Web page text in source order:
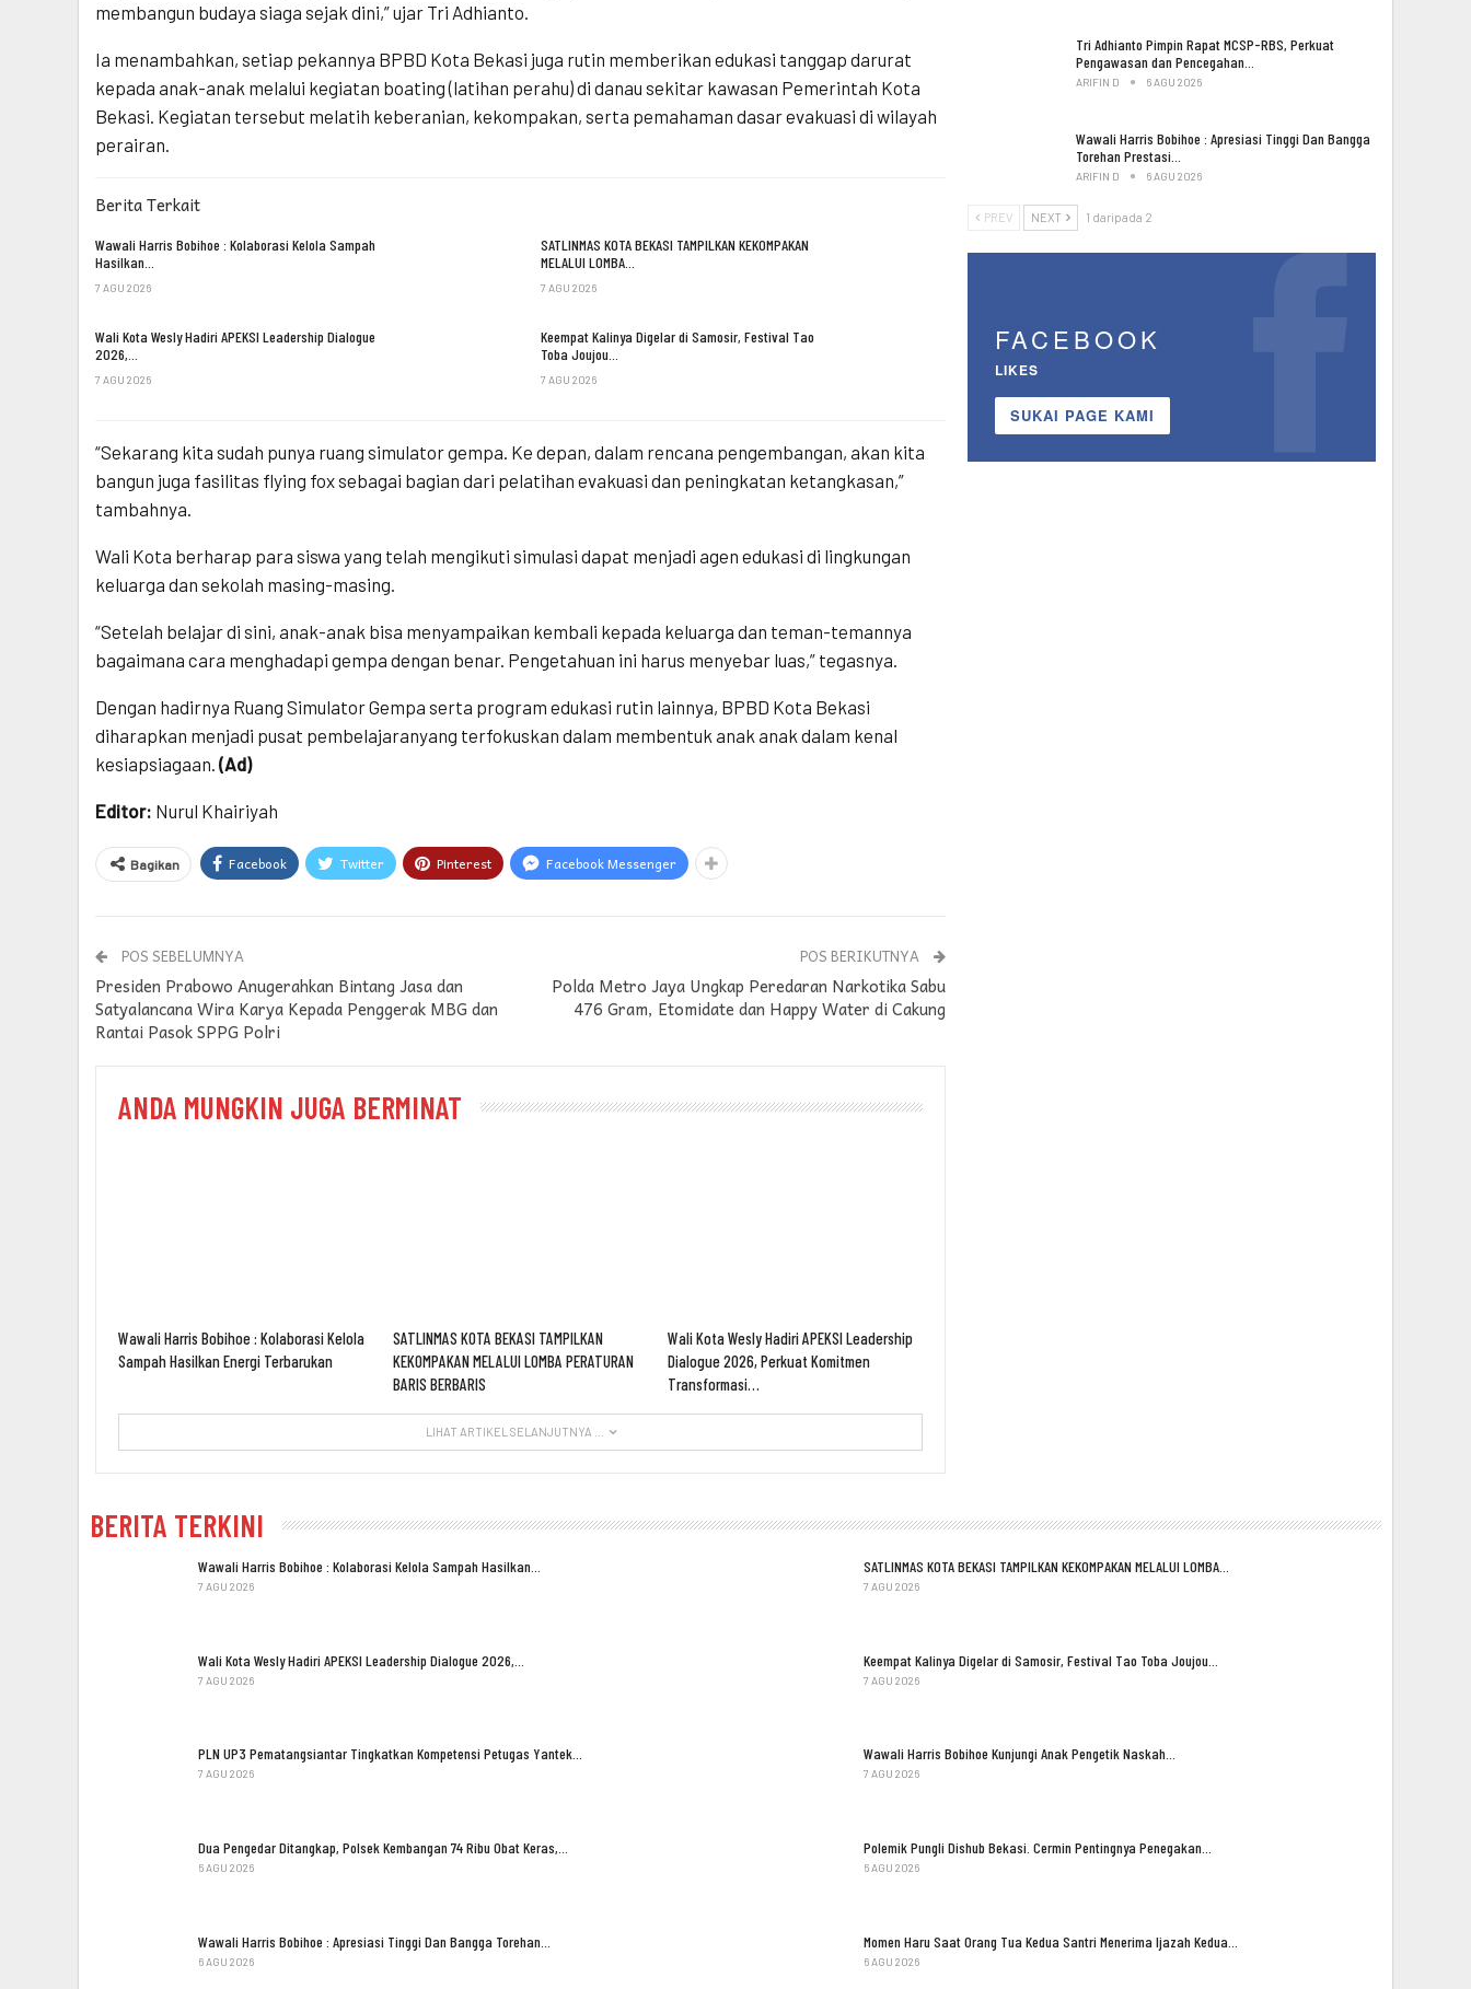
membangun budaya siaga sejak dini,” ujar Tri Adhianto.
Ia menambahkan, setiap pekannya BPBD Kota Bekasi juga rutin memberikan edukasi tanggap darurat
kepada anak-anak melalui kegiatan boating (latihan perahu) di danau sekitar kawasan Pemerintah Kota
Bekasi. Kegiatan tersebut melatih keberanian, kekompakan, serta pemahaman dasar evakuasi di wilayah
perairan.
Berita Terkait
Wawali Harris Bobihoe : Kolaborasi Kelola Sampah
Hasilkan…
7 AGU 2026
SATLINMAS KOTA BEKASI TAMPILKAN KEKOMPAKAN
MELALUI LOMBA…
7 AGU 2026
Wali Kota Wesly Hadiri APEKSI Leadership Dialogue
2026,…
7 AGU 2026
Keempat Kalinya Digelar di Samosir, Festival Tao
Toba Joujou…
7 AGU 2026
“Sekarang kita sudah punya ruang simulator gempa. Ke depan, dalam rencana pengembangan, akan kita
bangun juga fasilitas flying fox sebagai bagian dari pelatihan evakuasi dan peningkatan ketangkasan,”
tambahnya.
Wali Kota berharap para siswa yang telah mengikuti simulasi dapat menjadi agen edukasi di lingkungan
keluarga dan sekolah masing-masing.
“Setelah belajar di sini, anak-anak bisa menyampaikan kembali kepada keluarga dan teman-temannya
bagaimana cara menghadapi gempa dengan benar. Pengetahuan ini harus menyebar luas,” tegasnya.
Dengan hadirnya Ruang Simulator Gempa serta program edukasi rutin lainnya, BPBD Kota Bekasi
diharapkan menjadi pusat pembelajaranyang terfokuskan dalam membentuk anak anak dalam kenal
kesiapsiagaan. (Ad)
Editor: Nurul Khairiyah
Bagikan Facebook Twitter Pinterest Facebook Messenger
POS SEBELUMNYA
Presiden Prabowo Anugerahkan Bintang Jasa dan
Satyalancana Wira Karya Kepada Penggerak MBG dan
Rantai Pasok SPPG Polri
POS BERIKUTNYA
Polda Metro Jaya Ungkap Peredaran Narkotika Sabu
476 Gram, Etomidate dan Happy Water di Cakung
ANDA MUNGKIN JUGA BERMINAT
Wawali Harris Bobihoe : Kolaborasi Kelola
Sampah Hasilkan Energi Terbarukan
SATLINMAS KOTA BEKASI TAMPILKAN
KEKOMPAKAN MELALUI LOMBA PERATURAN
BARIS BERBARIS
Wali Kota Wesly Hadiri APEKSI Leadership
Dialogue 2026, Perkuat Komitmen
Transformasi…
LIHAT ARTIKEL SELANJUTNYA ...
Tri Adhianto Pimpin Rapat MCSP-RBS, Perkuat
Pengawasan dan Pencegahan…
ARIFIN D 6 AGU 2026
Wawali Harris Bobihoe : Apresiasi Tinggi Dan Bangga
Torehan Prestasi…
ARIFIN D 6 AGU 2026
PREV NEXT 1 daripada 2
FACEBOOK
LIKES
SUKAI PAGE KAMI
BERITA TERKINI
Wawali Harris Bobihoe : Kolaborasi Kelola Sampah Hasilkan…
7 AGU 2026
SATLINMAS KOTA BEKASI TAMPILKAN KEKOMPAKAN MELALUI LOMBA…
7 AGU 2026
Wali Kota Wesly Hadiri APEKSI Leadership Dialogue 2026,…
7 AGU 2026
Keempat Kalinya Digelar di Samosir, Festival Tao Toba Joujou…
7 AGU 2026
PLN UP3 Pematangsiantar Tingkatkan Kompetensi Petugas Yantek…
7 AGU 2026
Wawali Harris Bobihoe Kunjungi Anak Pengetik Naskah…
7 AGU 2026
Dua Pengedar Ditangkap, Polsek Kembangan 74 Ribu Obat Keras,…
6 AGU 2026
Polemik Pungli Dishub Bekasi. Cermin Pentingnya Penegakan…
6 AGU 2026
Wawali Harris Bobihoe : Apresiasi Tinggi Dan Bangga Torehan…
6 AGU 2026
Momen Haru Saat Orang Tua Kedua Santri Menerima Ijazah Kedua…
6 AGU 2026